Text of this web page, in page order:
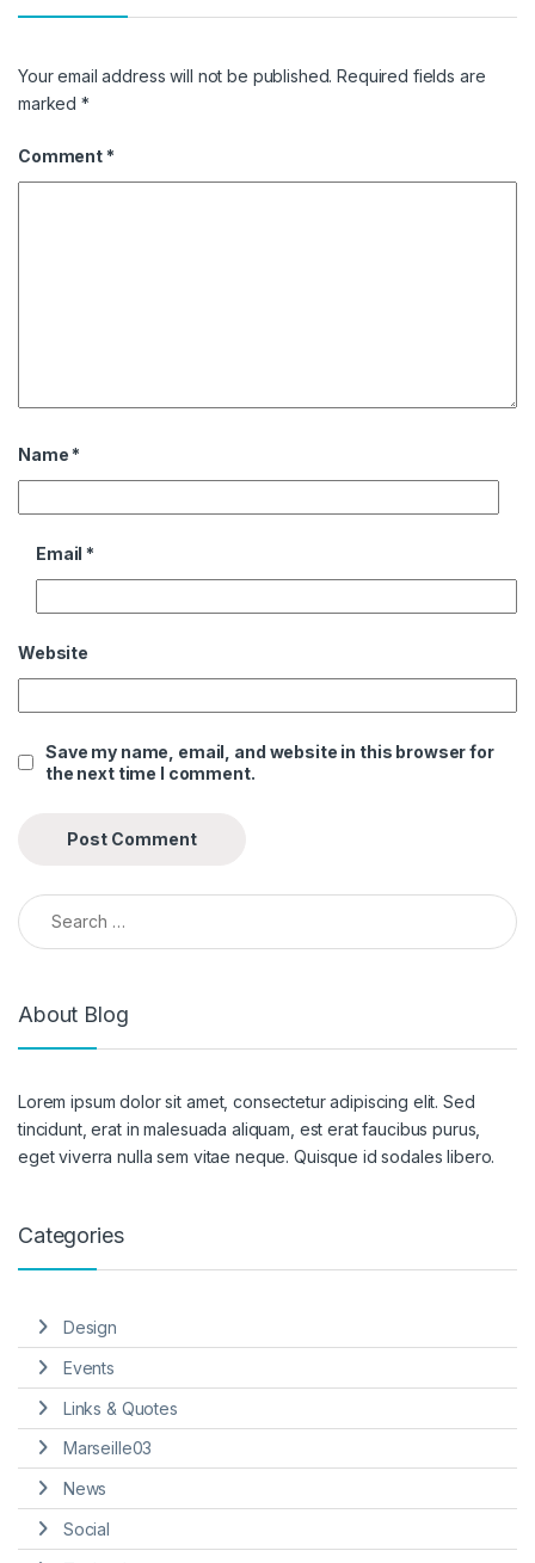
Your email address will not be published. Required fields are
marked*
Comment *
Name *
Email *
Website
Save my name, email, and website in this browser for
the next time I comment.
Search for:
About Blog
Lorem ipsum dolor sit amet, consectetur adipiscing elit. Sed
tincidunt, erat in malesuada aliquam, est erat faucibus purus,
eget viverra nulla sem vitae neque. Quisque id sodales libero.
Categories
Design
Events
Links & Quotes
Marseille03
News
Social